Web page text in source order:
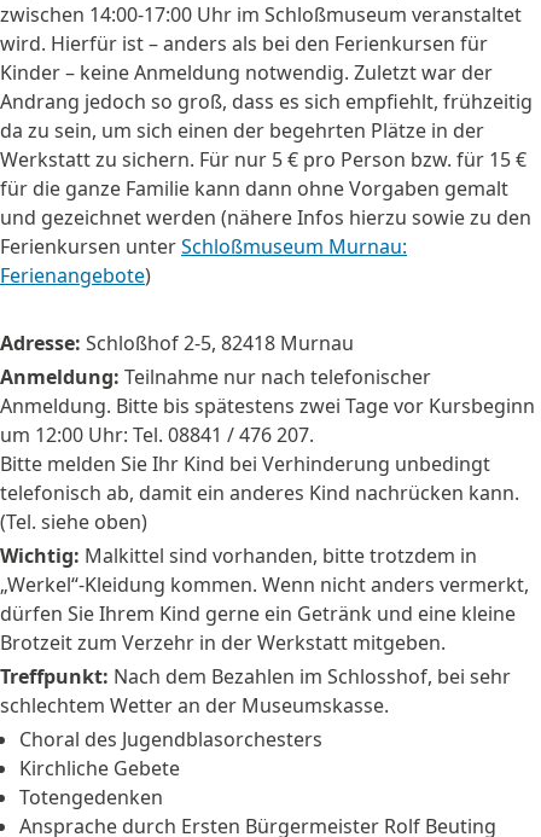
zwischen 14:00-17:00 Uhr im Schloßmuseum veranstaltet
wird. Hierfür ist – anders als bei den Ferienkursen für
Kinder – keine Anmeldung notwendig. Zuletzt war der
Andrang jedoch so groß, dass es sich empfiehlt, frühzeitig
da zu sein, um sich einen der begehrten Plätze in der
Werkstatt zu sichern. Für nur 5 € pro Person bzw. für 15 €
für die ganze Familie kann dann ohne Vorgaben gemalt
und gezeichnet werden (nähere Infos hierzu sowie zu den
Ferienkursen unterSchloßmuseum Murnau:
Ferienangebote)
Adresse: Schloßhof 2-5, 82418 Murnau
Anmeldung: Teilnahme nur nach telefonischer
Anmeldung. Bitte bis spätestens zwei Tage vor Kursbeginn
um 12:00 Uhr: Tel. 08841 / 476 207.
Bitte melden Sie Ihr Kind bei Verhinderung unbedingt
telefonisch ab, damit ein anderes Kind nachrücken kann.
(Tel. siehe oben)
Wichtig: Malkittel sind vorhanden, bitte trotzdem in
„Werkel“-Kleidung kommen. Wenn nicht anders vermerkt,
dürfen Sie Ihrem Kind gerne ein Getränk und eine kleine
Brotzeit zum Verzehr in der Werkstatt mitgeben.
Treffpunkt: Nach dem Bezahlen im Schlosshof, bei sehr
schlechtem Wetter an der Museumskasse.
Choral des Jugendblasorchesters
Kirchliche Gebete
Totengedenken
Ansprache durch Ersten Bürgermeister Rolf Beuting